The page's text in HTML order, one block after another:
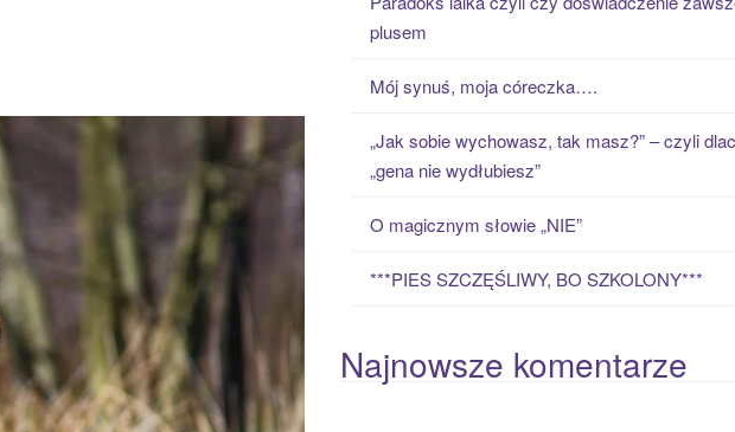
plusem
Mój synuś, moja córeczka….
„Jak sobie wychowasz, tak masz?” – czyli
„gena nie wydłubiesz”
O magicznym słowie „NIE”
***PIES SZCZĘŚLIWY, BO SZKOLONY***
Najnowsze komentarze